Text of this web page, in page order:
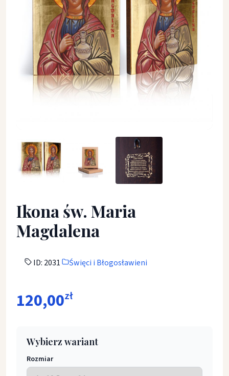
Ikona św. Maria Magdalena - Święci i Błogosławieni - Ikona
Ikona św. Maria
Magdalena
ID: 2031 Święci i Błogosławieni
120,00zł
Wybierz wariant
Rozmiar